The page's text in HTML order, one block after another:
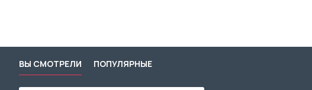
ВЫ СМОТРЕЛИ ПОПУЛЯРНЫЕ